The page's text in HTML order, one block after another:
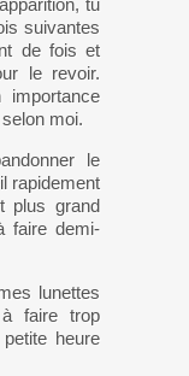
suivantes
de fois et
le revoir.
selon moi.
le
rapidement
plus grand
faire demi-
lunettes
faire trop
heure